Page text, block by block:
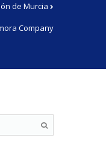
de Murcia
Company